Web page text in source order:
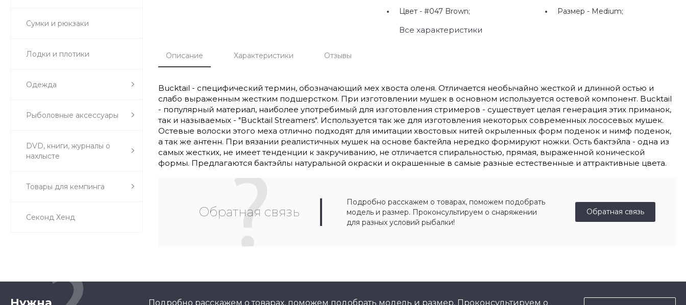
Сумки и рюкзаки
Лодки и плотики
Одежда
Рыболовные аксессуары
DVD, книги, журналы о
нахлысте
Товары для кемпинга
Секонд Хенд
Цвет - #047 Brown; Размер - Medium;
Все характеристики
Описание Характеристики Отзывы
Bucktail - специфический термин, обозначающий мех хвоста оленя. Отличается необычайно жесткой и длинной остью и
слабо выраженным жестким подшерстком. При изготовлении мушек в основном используется остевой компонент. Bucktail
- популярный материал, наиболее употребимый для изготовления стримеров - существует целая генерация этих приманок,
так и называемых - "Bucktail Streamers". Используется так же для изготовления некоторых современных лососевых мушек.
Остевые волоски этого меха отлично подходят для имитации хвостовых нитей окрыленных форм поденок и нимф поденок,
а так же антенн. При вязании реалистичных мушек на основе бактейла нередко формируют ножки. Ость бактэйла - одна из
самых жестких, не имеет тенденции к закручиванию, не отличается спиральностью, прямая, выраженной конической
формы. Предлагаются бактэйлы натуральной окраски и окрашенные в самые разные естественные и аттрактивные цвета.
Обратная связь
Подробно расскажем о товарах, поможем подобрать
модель и размер. Проконсультируем о снаряжении
для разных условий рыбалки!
Обратная связь
Подробно расскажем о товарах, поможем подобрать модель и размер. Проконсультируем о